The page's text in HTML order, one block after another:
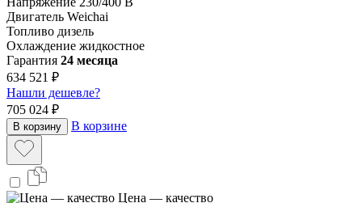
Двигатель Weichai
Топливо дизель
Охлаждение жидкостное
Гарантия 24 месяца
634 521 ₽
Нашли дешевле?
705 024 ₽
В корзину В корзине
Цена — качество